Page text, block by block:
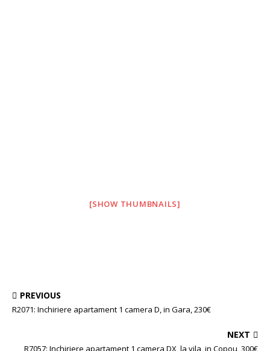
[SHOW THUMBNAILS]
PREVIOUS
R2071: Inchiriere apartament 1 camera D, in Gara, 230€
NEXT
R7057: Inchiriere apartament 1 camera DX, la vila, in Copou, 300€